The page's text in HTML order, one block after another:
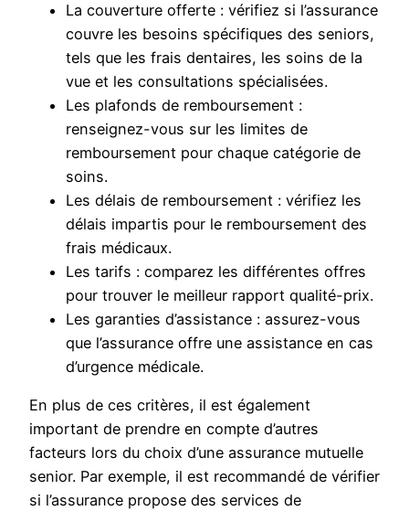
La couverture offerte : vérifiez si l’assurance
couvre les besoins spécifiques des seniors,
tels que les frais dentaires, les soins de la
vue et les consultations spécialisées.
Les plafonds de remboursement :
renseignez-vous sur les limites de
remboursement pour chaque catégorie de
soins.
Les délais de remboursement : vérifiez les
délais impartis pour le remboursement des
frais médicaux.
Les tarifs : comparez les différentes offres
pour trouver le meilleur rapport qualité-prix.
Les garanties d’assistance : assurez-vous
que l’assurance offre une assistance en cas
d’urgence médicale.
En plus de ces critères, il est également
important de prendre en compte d’autres
facteurs lors du choix d’une assurance mutuelle
senior. Par exemple, il est recommandé de vérifier
si l’assurance propose des services de